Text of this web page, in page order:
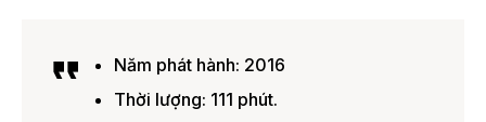
Năm phát hành: 2016
Thời lượng: 111 phút.